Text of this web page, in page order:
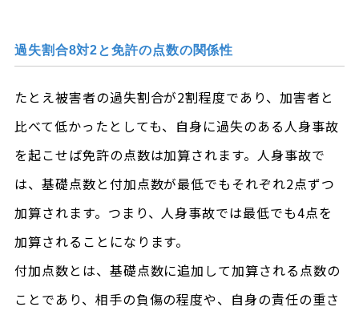
過失割合8対2と免許の点数の関係性
たとえ被害者の過失割合が2割程度であり、加害者と
比べて低かったとしても、自身に過失のある人身事故
を起こせば免許の点数は加算されます。人身事故で
は、基礎点数と付加点数が最低でもそれぞれ2点ずつ
加算されます。つまり、人身事故では最低でも4点を
加算されることになります。
付加点数とは、基礎点数に追加して加算される点数の
ことであり、相手の負傷の程度や、自身の責任の重さ